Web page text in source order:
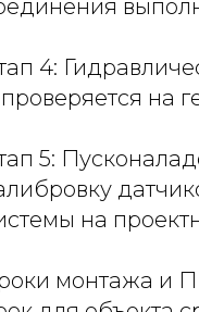
4:
на
5:
на
монтажа и